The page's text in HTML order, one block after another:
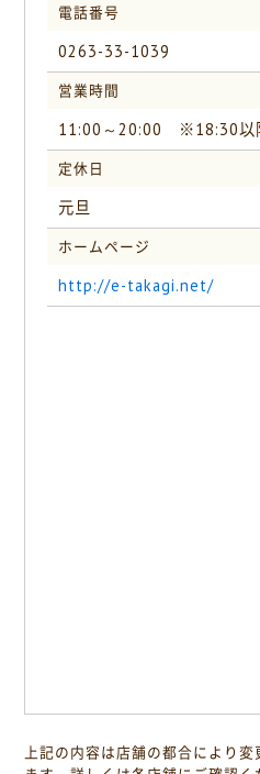
電話番号
0263-33-1039
営業時間
11:00～20:00 ※18:30以
定休日
元旦
ホームページ
http://e-takagi.net/
上記の内容は店舗の都合により